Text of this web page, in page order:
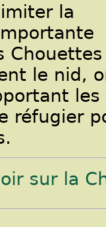
la
le nid,
réfugier
sur la